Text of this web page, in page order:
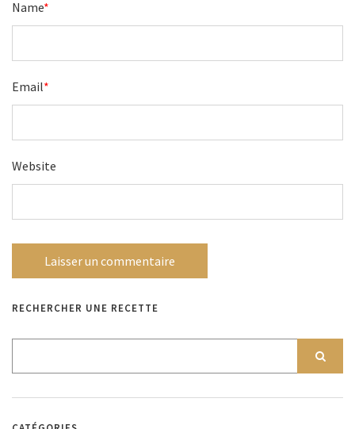
Name*
Email*
Website
RECHERCHER UNE RECETTE